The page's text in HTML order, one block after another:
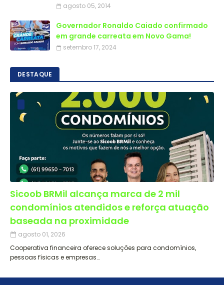
agosto 05, 2014
Governador Ronaldo Caiado confirmado
em grande carreata em Novo Gama!
setembro 17, 2024
DESTAQUE
Sicoob BRMil alcança marca de 2 mil
condomínios atendidos e reforça atuação
baseada na proximidade
agosto 01, 2026
Cooperativa financeira oferece soluções para condomínios,
pessoas físicas e empresas…